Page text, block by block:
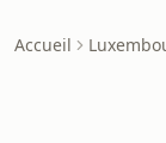
Accueil